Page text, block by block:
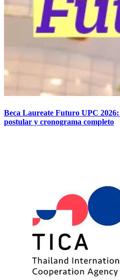
Beca Laureate Futuro UPC
postular y cronograma completo